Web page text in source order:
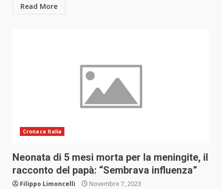
Read More
Cronaca Italia
Neonata di 5 mesi morta per la meningite, il
racconto del papà: “Sembrava influenza”
Filippo Limoncelli Novembre 7, 2023